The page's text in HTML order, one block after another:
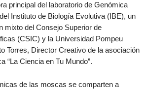
principal del laboratorio de Genómica
Instituto de Biología Evolutiva (IBE), un
mixto del Consejo Superior de
(CSIC) y la Universidad Pompeu
Torres, Director Creativo de la asociación
“La Ciencia en Tu Mundo”.
de las moscas se comparten a